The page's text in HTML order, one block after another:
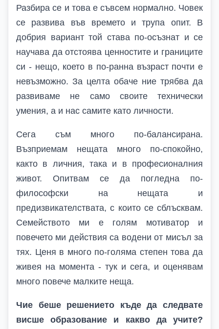
Разбира се и това е съвсем нормално. Човек
се развива във времето и трупа опит. В
добрия вариант той става по-осъзнат и се
научава да отстоява ценностите и границите
си - нещо, което в по-ранна възраст почти е
невъзможно. За целта обаче ние трябва да
развиваме не само своите технически
умения, а и нас самите като личности.
Сега съм много по-балансирана.
Възприемам нещата много по-спокойно,
както в личния, така и в професионалния
живот. Опитвам се да погледна по-
философски на нещата и
предизвикателствата, с които се сблъсквам.
Семейството ми е голям мотиватор и
повечето ми действия са водени от мисъл за
тях. Ценя в много по-голяма степен това да
живея на момента - тук и сега, и оценявам
много повече малките неща.
Чие беше решението къде да следвате
висше образование и какво да учите?